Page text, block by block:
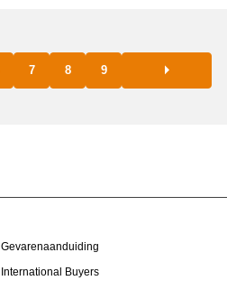
7 8 9
Gevarenaanduiding
International Buyers